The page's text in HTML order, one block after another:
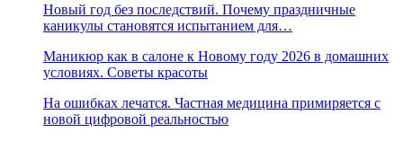
Новый год без последствий. Почему праздничные
каникулы становятся испытанием для…
Маникюр как в салоне к Новому году 2026 в домашних
условиях. Советы красоты
На ошибках лечатся. Частная медицина примиряется с
новой цифровой реальностью